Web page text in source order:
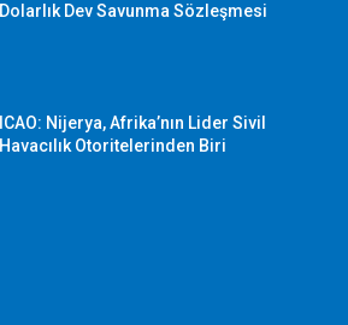
Dolarlık Dev Savunma Sözleşmesi
ICAO: Nijerya, Afrika’nın Lider Sivil
Havacılık Otoritelerinden Biri